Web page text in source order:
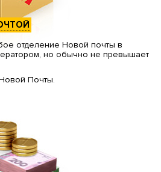
отделение Новой почты в
но обычно не превышает
Почты.